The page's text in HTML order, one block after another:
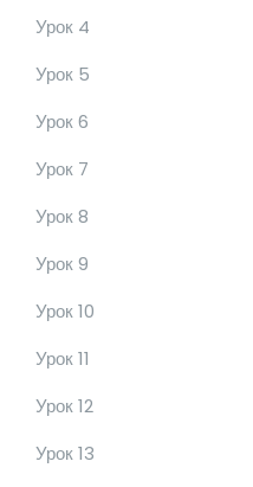
Урок 4
Урок 5
Урок 6
Урок 7
Урок 8
Урок 9
Урок 10
Урок 11
Урок 12
Урок 13